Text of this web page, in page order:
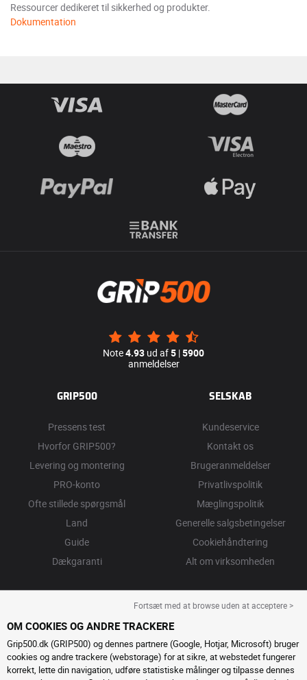
Ressourcer dedikeret til sikkerhed og produkter.
Dokumentation
Note4.93 ud af5 |5900
anmeldelser
GRIP500
Pressens test
Hvorfor GRIP500?
Levering og montering
PRO-konto
Ofte stillede spørgsmål
Land
Guide
Dækgaranti
SELSKAB
Kundeservice
Kontakt os
Brugeranmeldelser
Privatlivspolitik
Mæglingspolitik
Generelle salgsbetingelser
Cookiehåndtering
Alt om virksomheden
Fortsæt med at browse uden at acceptere >
OM COOKIES OG ANDRE TRACKERE
Grip500.dk (GRIP500) og dennes partnere (Google, Hotjar, Microsoft) bruger
cookies og andre trackere (webstorage) for at sikre, at webstedet fungerer
korrekt, lette din navigation, udføre statistiske målinger og tilpasse dennes